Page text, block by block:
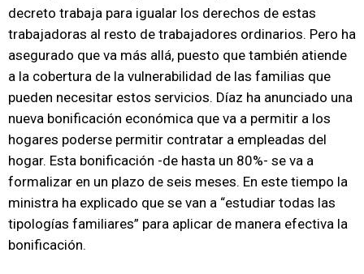
decreto trabaja para igualar los derechos de estas
trabajadoras al resto de trabajadores ordinarios. Pero ha
asegurado que va más allá, puesto que también atiende
a la cobertura de la vulnerabilidad de las familias que
pueden necesitar estos servicios. Díaz ha anunciado una
nueva bonificación económica que va a permitir a los
hogares poderse permitir contratar a empleadas del
hogar. Esta bonificación -de hasta un 80%- se va a
formalizar en un plazo de seis meses. En este tiempo la
ministra ha explicado que se van a “estudiar todas las
tipologías familiares” para aplicar de manera efectiva la
bonificación.